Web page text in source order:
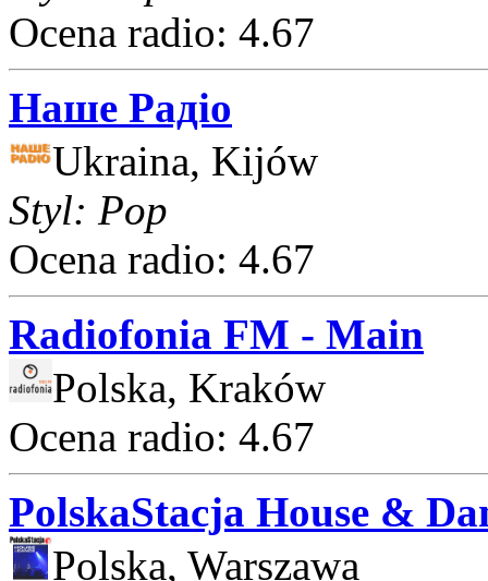
Ocena radio: 4.67
Наше Радіо
Ukraina, Kijów
Styl: Pop
Ocena radio: 4.67
Radiofonia FM - Main
Polska, Kraków
Ocena radio: 4.67
PolskaStacja House &
Polska, Warszawa